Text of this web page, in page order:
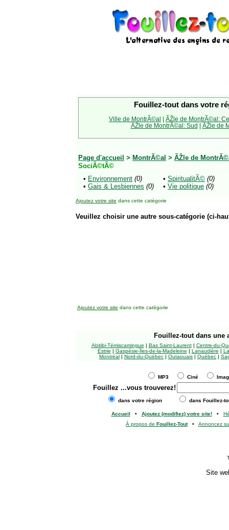
Fouillez-tout dans votre
Ville de MontrÃ©al | ÃŽle de MontrÃ©al:
ÃŽle de MontrÃ©al: Sud | ÃŽle de
Page d'accueil > MontrÃ©al > ÃŽle de
SociÃ©tÃ©
• Environnement (0)
• Gais & Lesbiennes (0)
• SpiritualitÃ© (0)
• Vie politique (0)
Ajoutez votre site dans cette catégorie
Veuillez choisir une autre sous-catégorie (ci-
Ajoutez votre site dans cette catégorie
Fouillez-tout dans une
Abitibi-Témiscamingue | Bas Saint-Laurent| Centre-du-
Estrie | Gaspésie-Îles-de-la-Madeleine | Lanaudière |
Montréal | Nord-du-Québec | Outaouais | Québec |
MP3 Ciné
Fouillez ...vous trouverez!
dans votre région dans Fouillez-
Accueil • Ajoutez (modifiez) votre site!•
À propos de Fouillez-Tout• Annoncez
Site